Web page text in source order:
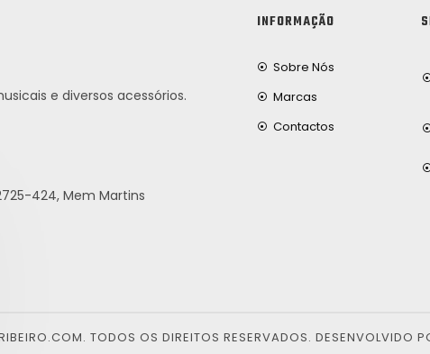
e diversos acessórios.
424, Mem Martins
INFORMAÇÃO
Sobre Nós
Marcas
Contactos
TODOS OS DIREITOS RESERVADOS. DESENVOLVIDO